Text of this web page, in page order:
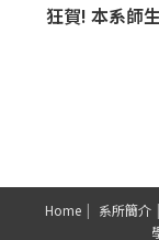
狂賀! 本系師
Home 系所簡介